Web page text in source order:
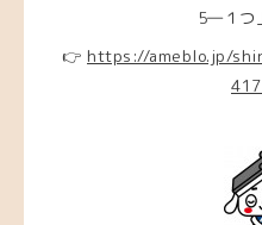
5―１つ
👉 https://ameblo.jp/